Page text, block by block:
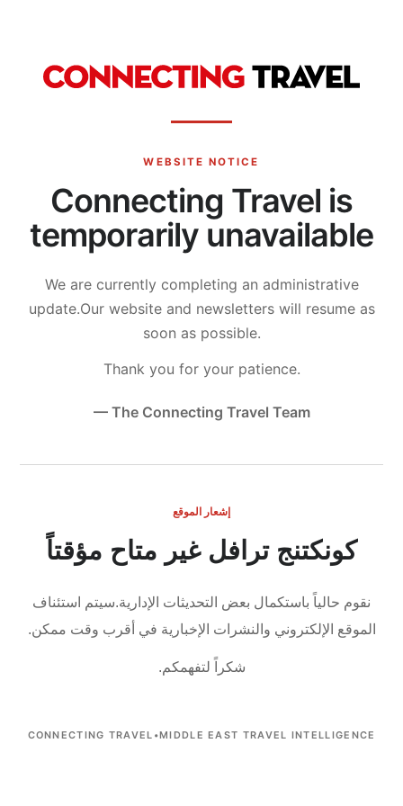
WEBSITE NOTICE
Connecting Travel is
temporarily unavailable
We are currently completing an administrative
update.Our website and newsletters will resume as
soon as possible.
Thank you for your patience.
— The Connecting Travel Team
إشعار الموقع
كونكتنج ترافل غير متاح مؤقتاً
نقوم حالياً باستكمال بعض التحديثات الإدارية.سيتم استئناف
الموقع الإلكتروني والنشرات الإخبارية في أقرب وقت ممكن.
شكراً لتفهمكم.
CONNECTING TRAVEL •MIDDLE EAST TRAVEL INTELLIGENCE